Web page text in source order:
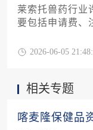
莱索托兽药行业
要包括申请费、
析各项费用的构
2026-06-05
相关专题
喀麦隆保健品